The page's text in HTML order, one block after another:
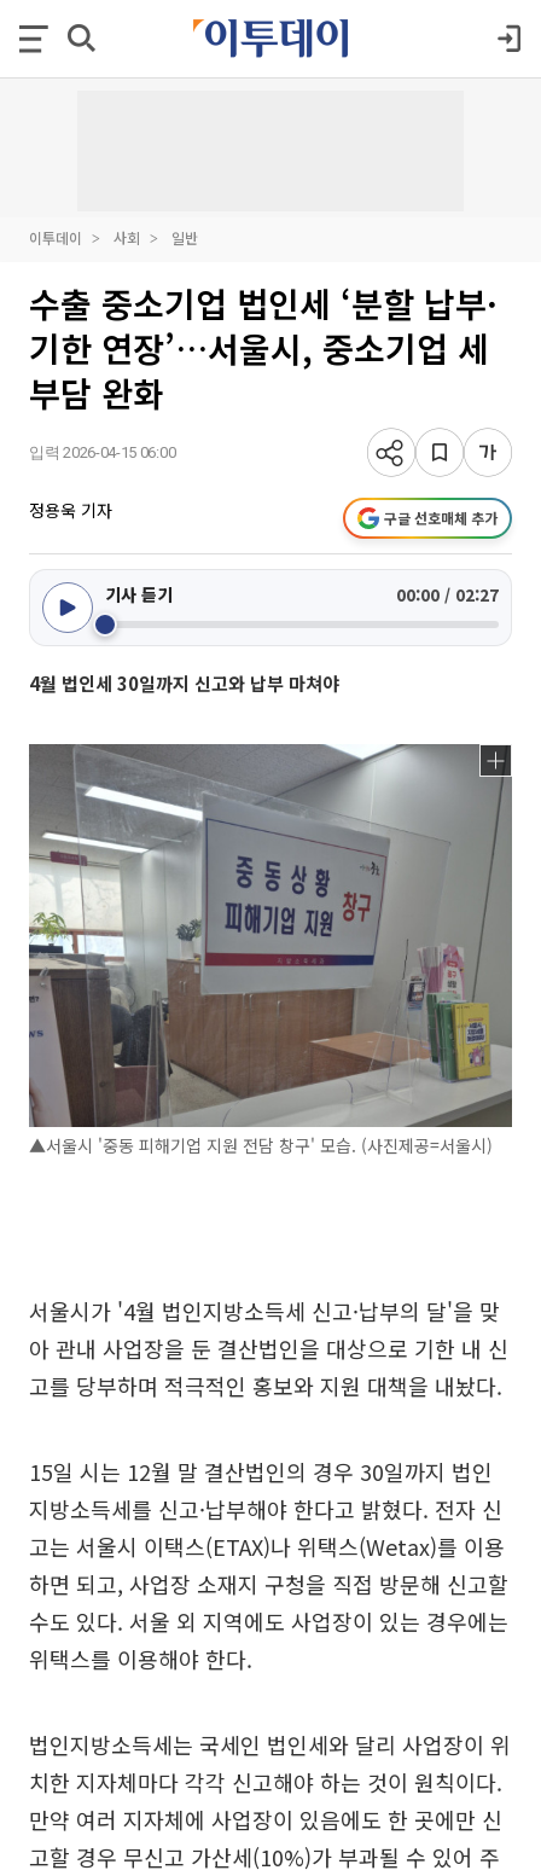
이투데이 사회 일반
수출 중소기업 법인세 ‘분할 납부·
기한 연장’…서울시, 중소기업 세
부담 완화
입력 2026-04-15 06:00
정용욱 기자 구글 선호매체 추가
기사 듣기 00:00 / 02:27
4월 법인세 30일까지 신고와 납부 마쳐야
▲서울시 '중동 피해기업 지원 전담 창구' 모습. (사진제공=서울시)
서울시가 '4월 법인지방소득세 신고·납부의 달'을 맞
아 관내 사업장을 둔 결산법인을 대상으로 기한 내 신
고를 당부하며 적극적인 홍보와 지원 대책을 내놨다.
15일 시는 12월 말 결산법인의 경우 30일까지 법인
지방소득세를 신고·납부해야 한다고 밝혔다. 전자 신
고는 서울시 이택스(ETAX)나 위택스(Wetax)를 이용
하면 되고, 사업장 소재지 구청을 직접 방문해 신고할
수도 있다. 서울 외 지역에도 사업장이 있는 경우에는
위택스를 이용해야 한다.
법인지방소득세는 국세인 법인세와 달리 사업장이 위
치한 지자체마다 각각 신고해야 하는 것이 원칙이다.
만약 여러 지자체에 사업장이 있음에도 한 곳에만 신
고할 경우 무신고 가산세(10%)가 부과될 수 있어 주